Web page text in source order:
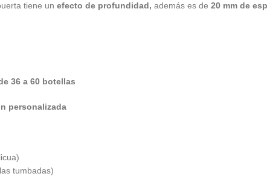
tiene un efecto de profundidad, además es de 20 mm de
36 a 60 botellas
tumbadas)